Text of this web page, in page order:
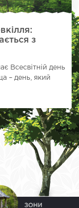
з
Всесвітній день
– день, який